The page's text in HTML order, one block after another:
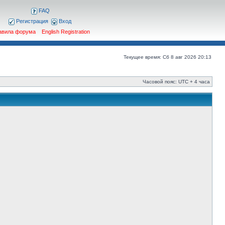
FAQ
Регистрация
Вход
форума
English Registration
Текущее время: Сб 8 авг 2026 20:13
Часовой пояс: UTC + 4 часа